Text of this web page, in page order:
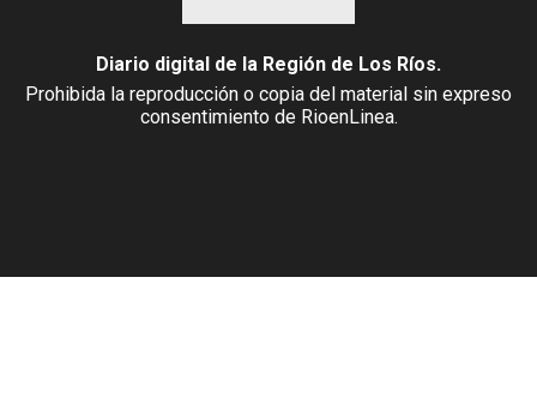
Diario digital de la Región de Los Ríos.
Prohibida la reproducción o copia del material sin expreso
consentimiento de RioenLinea.